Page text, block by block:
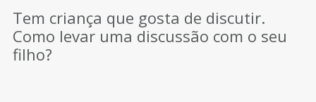
Tem criança que gosta de discutir.
Como levar uma discussão com o seu
filho?